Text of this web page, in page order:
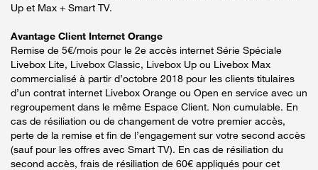
Up et Max + Smart TV.
Avantage Client Internet Orange
Remise de 5€/mois pour le 2e accès internet Série Spéciale
Livebox Lite, Livebox Classic, Livebox Up ou Livebox Max
commercialisé à partir d’octobre 2018 pour les clients titulaires
d’un contrat internet Livebox Orange ou Open en service avec un
regroupement dans le même Espace Client. Non cumulable. En
cas de résiliation ou de changement de votre premier accès,
perte de la remise et fin de l’engagement sur votre second accès
(sauf pour les offres avec Smart TV). En cas de résiliation du
second accès, frais de résiliation de 60€ appliqués pour cet